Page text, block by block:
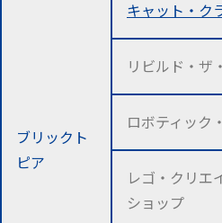
ブリックト
ピア
キャット・ク
リビルド・ザ
ロボティック
レゴ・クリエ
ショップ